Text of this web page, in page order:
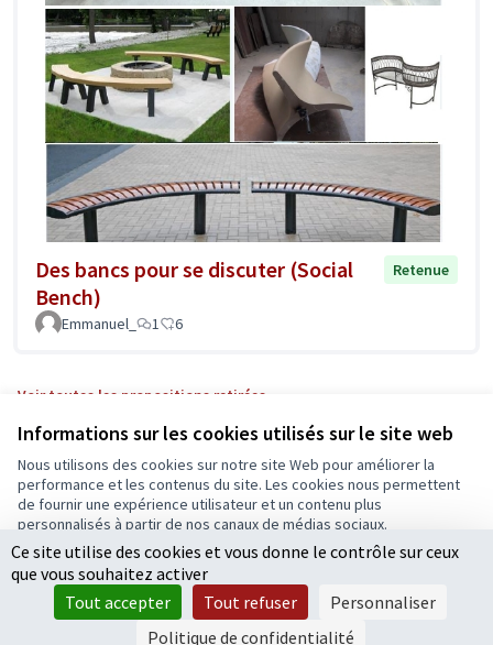
Informations sur les cookies utilisés sur le site web
Nous utilisons des cookies sur notre site Web pour améliorer la
performance et les contenus du site. Les cookies nous permettent
de fournir une expérience utilisateur et un contenu plus
personnalisés à partir de nos canaux de médias sociaux.
Tout accepter
Accepter seulement les cookies essentiels
Paramètres
Des bancs pour se discuter (Social
Bench)
Retenue
Emmanuel_ 1 6
Voir toutes les propositions retirées
Conditions d'utilisation
Paramètres des cookies
Ecrivons Angers sur X
(Lien externe)
Ecrivons Angers sur Facebook
(Lien externe)
logiciel libre Decidim .
Licence
(Lien
Ce site utilise des cookies et vous donne le contrôle sur ceux
que vous souhaitez activer
Tout accepter
Tout refuser
Personnaliser
Politique de confidentialité